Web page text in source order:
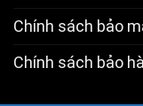
Chính sách bảo
Chính sách bảo